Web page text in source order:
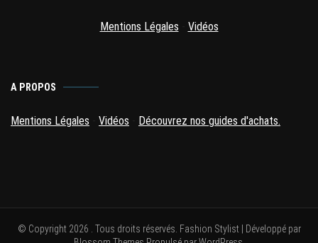
Mentions Légales Vidéos
A PROPOS
Mentions Légales Vidéos Découvrez nos guides d'achats.
© Copyright 2026 . Tous droits réservés. Fashion Stylist | Développé par